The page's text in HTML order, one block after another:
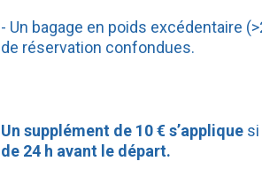
- Un bagage en poids excédentaire
de réservation confondues.
Un supplément de 10 € s’applique
de 24 h avant le départ.